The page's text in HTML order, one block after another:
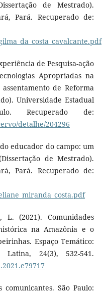
de Mestrado).
Pará. Recuperado de:
de Pesquisa-ação
Apropriadas na
de Reforma
Universidade Estadual
Recuperado de:
detalhe/204296
educador do campo: um
de Mestrado).
Pará. Recuperado de:
(2021). Comunidades
na Amazônia e o
Espaço Temático:
24(3), 532-541.
comunicantes. São Paulo: